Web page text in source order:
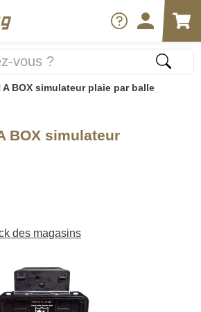
A BOX simulateur plaie par balle
BOX simulateur
des magasins